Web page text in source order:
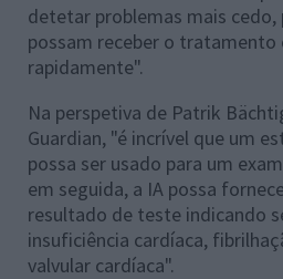
detetar problemas mais cedo,
possam receber o tratamento
rapidamente".
Na perspetiva de Patrik
Guardian, "é incrível que um
possa ser usado para um
em seguida, a IA possa
resultado de teste indicando
insuficiência cardíaca,
valvular cardíaca".